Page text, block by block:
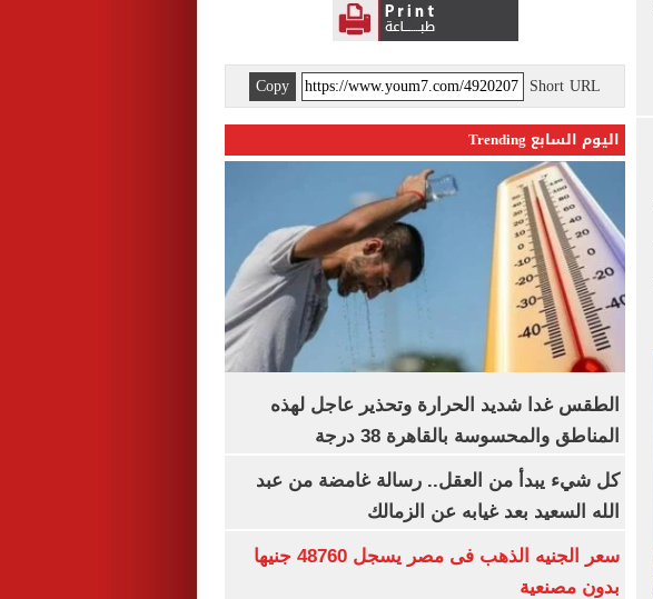
Short URL
Copy
اليوم السابع Trending
الطقس غدا شديد الحرارة وتحذير عاجل لهذه
المناطق والمحسوسة بالقاهرة 38 درجة
كل شيء يبدأ من العقل.. رسالة غامضة من عبد
الله السعيد بعد غيابه عن الزمالك
سعر الجنيه الذهب فى مصر يسجل 48760 جنيها
بدون مصنعية